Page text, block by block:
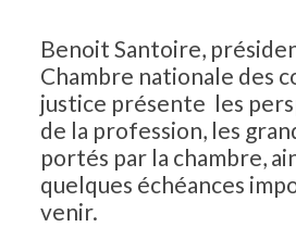
Benoit Santoire,
Chambre nationale des
justice présente les
de la profession, les
portés par la chambre,
quelques échéances
venir.